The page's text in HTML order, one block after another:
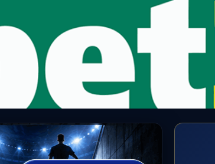
VIP认证)官网|Official Website